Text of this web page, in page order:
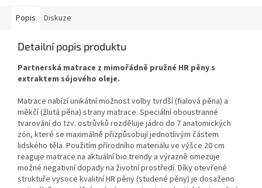
Popis Diskuze
Detailní popis produktu
Partnerská matrace z mimořádně pružné HR pěny s
extraktem sójového oleje.
Matrace nabízí unikátní možnost volby tvrdší (fialová pěna) a
měkčí (žlutá pěna) strany matrace. Speciální oboustranné
tvarování do tzv. ostrůvků rozděluje jádro do 7 anatomických
zón, které se maximálně přizpůsobují jednotlivým částem
lidského těla. Použitím přírodního materiálu ve výšce 20 cm
reaguje matrace na aktuální bio trendy a výrazně omezuje
možné negativní dopady na životní prostře­dí. Díky otevřené
struktuře vysoce kvalitní HR pěny (studené pěny) je dosaženo